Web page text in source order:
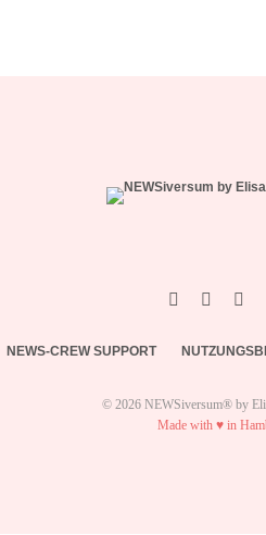
NEWS-CREW SUPPORT
© 2026 NEWSiversum® by
Made with ♥ in